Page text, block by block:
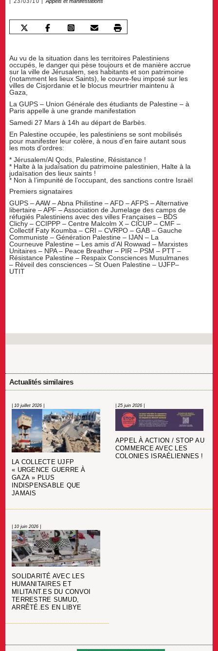
23/03/10 Appels et manifestations
Au vu de la situation dans les territoires Palestiniens
occupés, le danger qui pèse toujours et de manière accrue
sur la ville de Jérusalem, ses habitants et son patrimoine
(notamment les lieux Saints), le couvre-feu imposé sur les
villes de Cisjordanie et le blocus meurtrier maintenu à
Gaza,
La GUPS – Union Générale des étudiants de Palestine – à
Paris appelle à une grande manifestation
Samedi 27 Mars à 14h au départ de Barbès.
En Palestine occupée, les palestiniens se sont mobilisés
pour manifester leur colère, à nous d’en faire autant sous
les mots d’ordres:
* Jérusalem/Al Qods, Palestine, Résistance !
* Halte à la judaïsation du patrimoine palestinien, Halte à la
judaïsation des lieux saints !
* Non à l’impunité de l’occupant, des sanctions contre Israël
Premiers signataires
GUPS – AAW – Abna Philistine – AFD – AFPS – Alternative
libertaire – APF – Association de Jumelage des camps de
réfugiés Palestiniens avec des villes Françaises – BDS
Clichy – CCIPPP – Centre Malcolm X – CICUP – CMF –
Collectif Faty Koumba – CRI – CVRPO – GAB – Gauche
Communiste – Génération Palestine – IJAN – La
Courneuve Palestine – Les amis d’Al Rowwad – Marxistes
Unitaires – NPA – Peace Breather – PIR – PSM – PTT –
Résistance Palestine – Respaix Consciences Musulmanes
– Réveil des consciences – St Ouen Palestine – UJFP–
UTIT
Actualités similaires
| 10 juillet 2026 |
LA COLLECTE UJFP
« URGENCE GUERRE À
GAZA » PLUS
INDISPENSABLE QUE
JAMAIS
| 25 juin 2026 |
APPEL À ACTION / STOP AU
COMMERCE AVEC LES
COLONIES ISRAÉLIENNES !
| 10 juin 2026 |
SOLIDARITÉ AVEC LES
HUMANITAIRES ET
MILITANT.ES DU CONVOI
TERRESTRE SUMUD,
ARRÊTÉ.ES EN LIBYE